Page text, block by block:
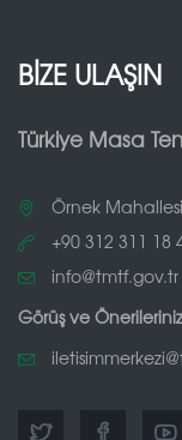
BİZE ULAŞIN
Türkiye Masa
Örnek
+90 312 311 18
info@tmtf.gov.tr
Görüş ve